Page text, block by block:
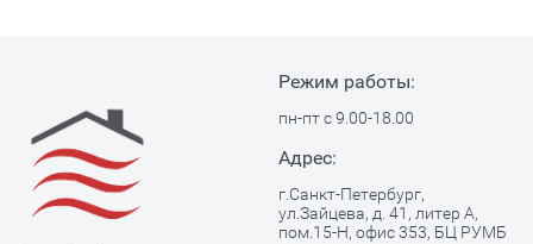
Режим работы:
пн-пт с 9.00-18.00
Адрес:
г.Санкт-Петербург,
ул.Зайцева, д. 41, литер А,
пом.15-Н, офис 353, БЦ РУМБ